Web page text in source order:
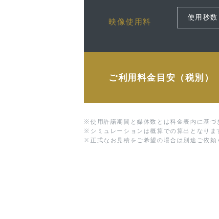
映像使用料
ご利用料金目安（税別）
※ 使用許諾期間と媒体数とは料金表内に基づ
※ シミュレーションは概算での算出となりま
※ 正式なお見積をご希望の場合は別途ご依頼